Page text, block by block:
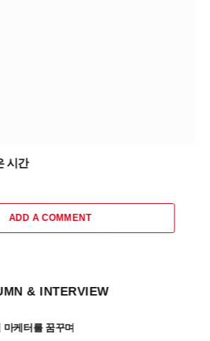
시간
ADD A COMMENT
& INTERVIEW
마케터를 꿈꾸며